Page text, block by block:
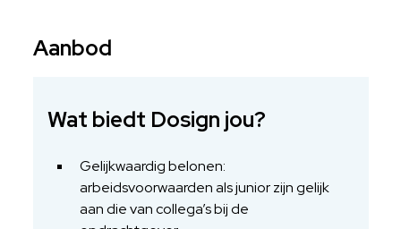
Aanbod
Wat biedt Dosign jou?
Gelijkwaardig belonen:
arbeidsvoorwaarden als junior zijn gelijk
aan die van collega’s bij de